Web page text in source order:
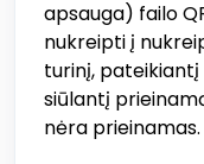
apsauga) failo
nukreipti į
turinį,
siūlantį
nėra prieinamas.